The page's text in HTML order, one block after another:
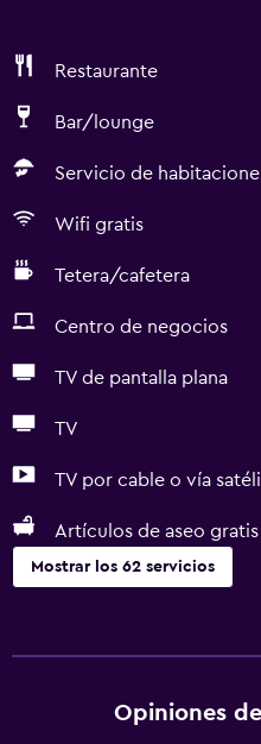
Restaurante
Bar/lounge
Servicio de
Wifi gratis
Tetera/cafetera
Centro de negocios
TV de pantalla plana
TV
TV por cable o vía
Artículos de aseo gratis
Mostrar los 62 servicios
Centro de negocios
Opiniones